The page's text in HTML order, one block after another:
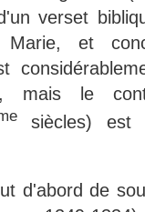
verset
Marie, et
mais le
siècles) est
d'abord de